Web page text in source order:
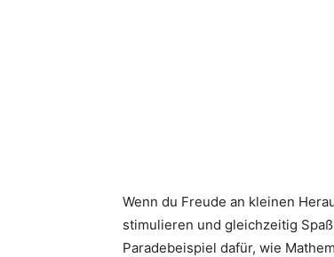
Wenn du Freude an kleinen
stimulieren und gleichzeitig
Paradebeispiel dafür, wie